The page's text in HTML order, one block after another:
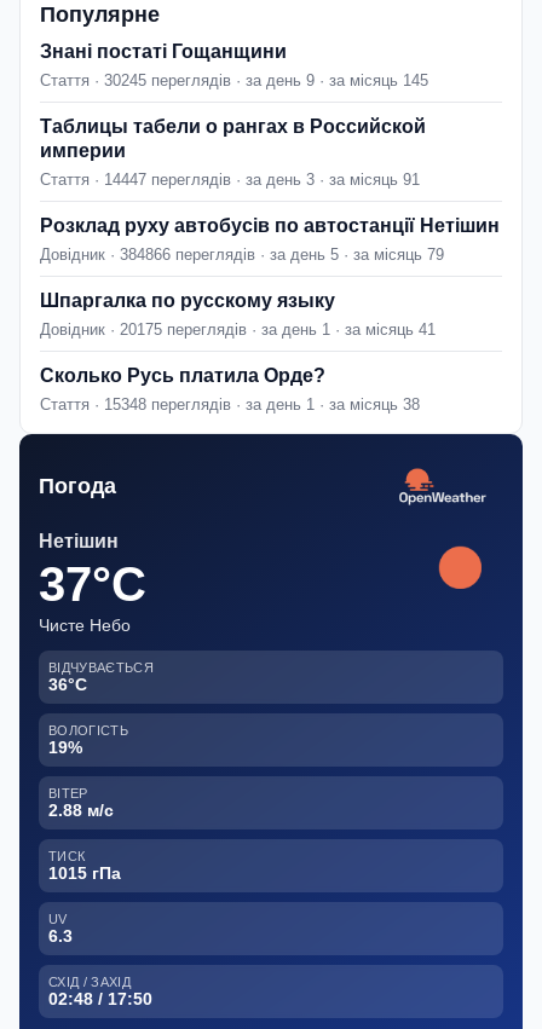
Популярне
Знані постаті Гощанщини
Стаття · 30245 переглядів · за день 9 · за місяць 145
Таблицы табели о рангах в Российской
империи
Стаття · 14447 переглядів · за день 3 · за місяць 91
Розклад руху автобусів по автостанції Нетішин
Довідник · 384866 переглядів · за день 5 · за місяць 79
Шпаргалка по русскому языку
Довідник · 20175 переглядів · за день 1 · за місяць 41
Сколько Русь платила Орде?
Стаття · 15348 переглядів · за день 1 · за місяць 38
Погода
Нетішин
37°C
Чисте Небо
ВІДЧУВАЄТЬСЯ
36°C
ВОЛОГІСТЬ
19%
ВІТЕР
2.88 м/с
ТИСК
1015 гПа
UV
6.3
СХІД / ЗАХІД
02:48 / 17:50